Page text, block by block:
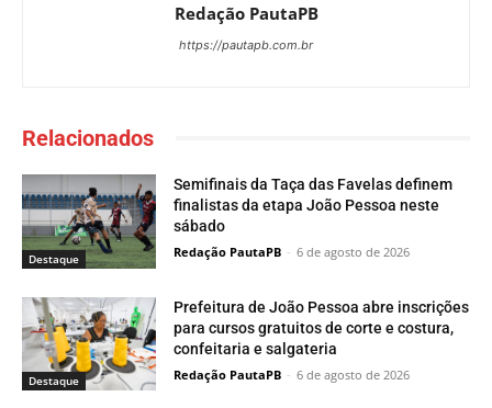
Redação PautaPB
https://pautapb.com.br
Relacionados
Destaque
Semifinais da Taça das Favelas definem
finalistas da etapa João Pessoa neste
sábado
Redação PautaPB - 6 de agosto de 2026
Destaque
Prefeitura de João Pessoa abre inscrições
para cursos gratuitos de corte e costura,
confeitaria e salgateria
Redação PautaPB - 6 de agosto de 2026